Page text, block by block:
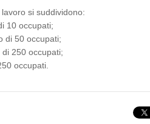
si suddividono:
10 occupati;
di 50 occupati;
250 occupati;
occupati.